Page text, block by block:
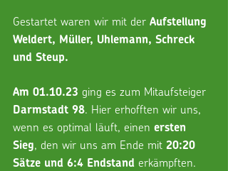
Gestartet waren wir mit der Aufstellung
Weldert, Müller, Uhlemann, Schreck
und Steup.
Am 01.10.23 ging es zum Mitaufsteiger
Darmstadt 98. Hier erhofften wir uns,
wenn es optimal läuft, einen ersten
Sieg, den wir uns am Ende mit 20:20
Sätze und 6:4 Endstand erkämpften.